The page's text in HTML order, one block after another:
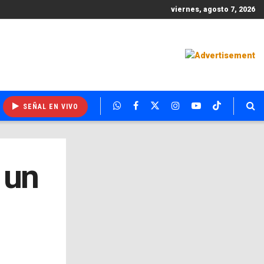
viernes, agosto 7, 2026
SEÑAL EN VIVO